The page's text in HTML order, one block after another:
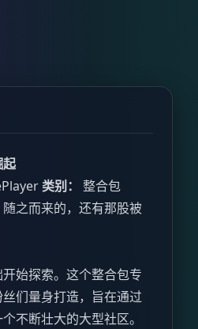
起
类别：
整合包
之而来的，还有那股被
始探索。这个整合包专
们量身打造，旨在通过
不断壮大的大型社区。